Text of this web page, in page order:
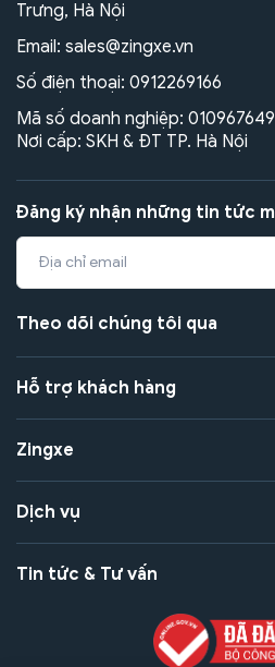
Trưng, Hà Nội
Email: sales@zingxe.vn
Số điện thoại: 0912269166
Mã số doanh nghiệp:
Nơi cấp: SKH & ĐT TP. Hà Nội
Đăng ký nhận những tin tức
Theo dõi chúng tôi qua
Hỗ trợ khách hàng
Zingxe
Dịch vụ
Tin tức & Tư vấn